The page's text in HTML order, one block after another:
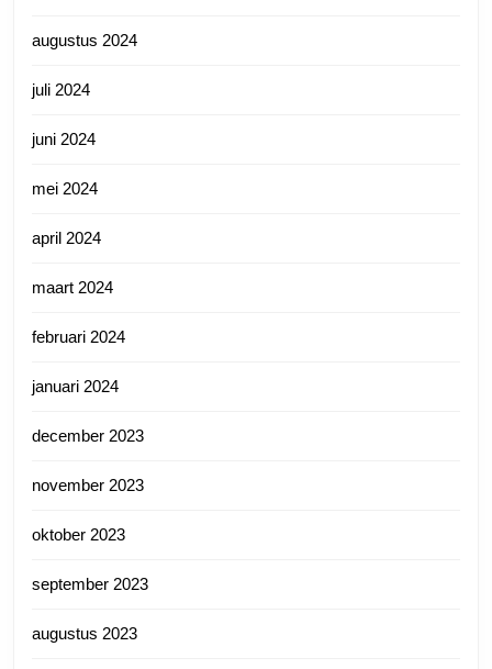
augustus 2024
juli 2024
juni 2024
mei 2024
april 2024
maart 2024
februari 2024
januari 2024
december 2023
november 2023
oktober 2023
september 2023
augustus 2023